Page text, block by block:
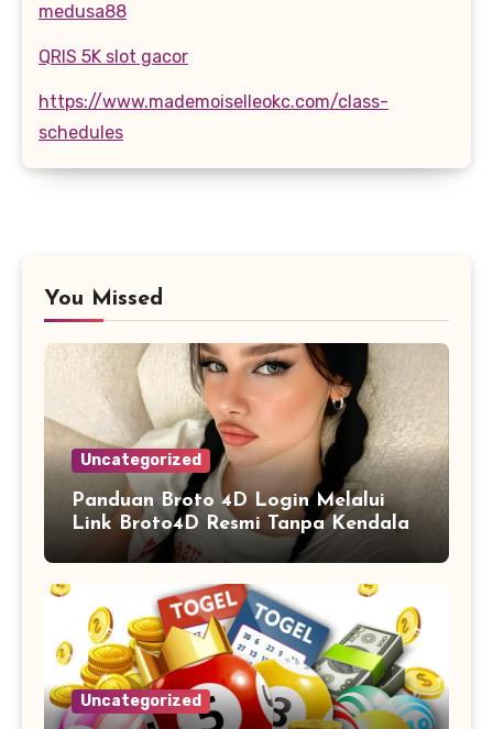
medusa88
QRIS 5K slot gacor
https://www.mademoiselleokc.com/class-
schedules
You Missed
Uncategorized
Panduan Broto 4D Login Melalui
Link Broto4D Resmi Tanpa Kendala
Uncategorized